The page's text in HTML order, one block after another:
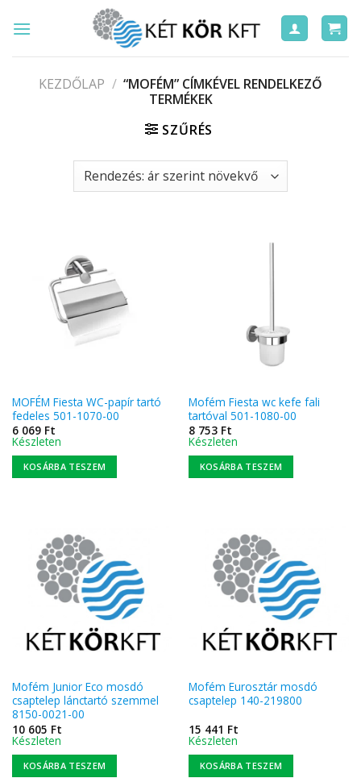
KEZDŐLAP / “MOFÉM” CÍMKÉVEL RENDELKEZŐ
TERMÉKEK
SZŰRÉS
MOFÉM Fiesta WC-papír tartó
fedeles 501-1070-00
6 069 Ft
Készleten
KOSÁRBA TESZEM
Mofém Fiesta wc kefe fali
tartóval 501-1080-00
8 753 Ft
Készleten
KOSÁRBA TESZEM
Mofém Junior Eco mosdó
csaptelep lánctartó szemmel
8150-0021-00
10 605 Ft
Készleten
KOSÁRBA TESZEM
Mofém Eurosztár mosdó
csaptelep 140-219800
15 441 Ft
Készleten
KOSÁRBA TESZEM